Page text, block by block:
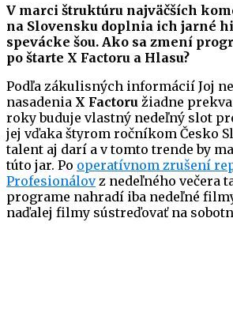
V marci štruktúru najväčších
na Slovensku doplnia ich jarné
spevácke šou. Ako sa zmení
po štarte X Factoru a Hlasu?
Podľa zákulisných informácií Joj
nasadenia X Factoru žiadne
roky buduje vlastný nedeľný slot
jej vďaka štyrom ročníkom Česko
talent aj darí a v tomto trende by
túto jar. Po operatívnom zrušení
Profesionálovz nedeľného večera
programe nahradí iba nedeľné
naďalej filmy sústreďovať na